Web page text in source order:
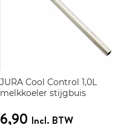
JURA Cool Control 1,0L
melkkoeler stijgbuis
6,90 Incl. BTW